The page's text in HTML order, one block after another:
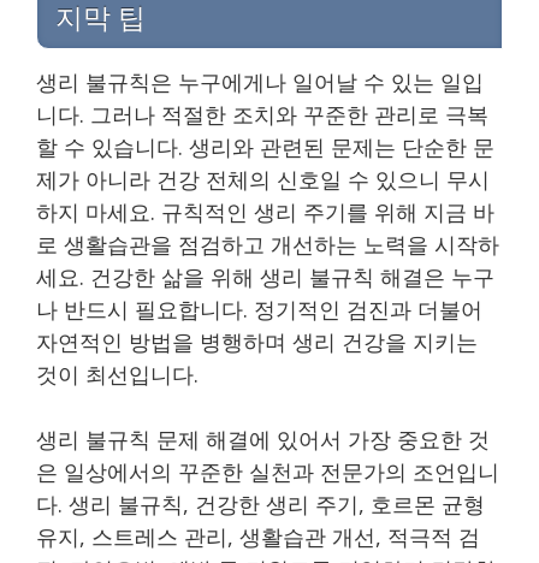
지막 팁
생리 불규칙은 누구에게나 일어날 수 있는 일입
니다. 그러나 적절한 조치와 꾸준한 관리로 극복
할 수 있습니다. 생리와 관련된 문제는 단순한 문
제가 아니라 건강 전체의 신호일 수 있으니 무시
하지 마세요. 규칙적인 생리 주기를 위해 지금 바
로 생활습관을 점검하고 개선하는 노력을 시작하
세요. 건강한 삶을 위해 생리 불규칙 해결은 누구
나 반드시 필요합니다. 정기적인 검진과 더불어
자연적인 방법을 병행하며 생리 건강을 지키는
것이 최선입니다.
생리 불규칙 문제 해결에 있어서 가장 중요한 것
은 일상에서의 꾸준한 실천과 전문가의 조언입니
다. 생리 불규칙, 건강한 생리 주기, 호르몬 균형
유지, 스트레스 관리, 생활습관 개선, 적극적 검